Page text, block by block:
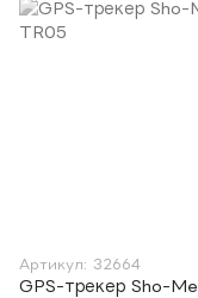
Артикул: 32664
GPS-трекер Sho-Me